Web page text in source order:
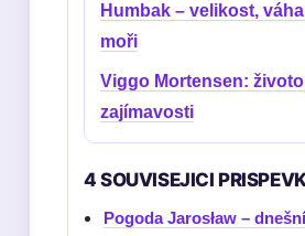
Humbak – velikost,
moři
Viggo Mortensen:
zajímavosti
4 SOUVISEJICI
Pogoda Jarosław –